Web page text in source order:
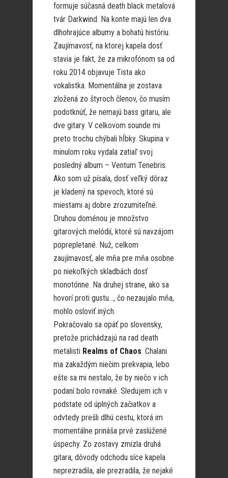
formuje súčasná death black metalová
tvár Darkwind. Na konte majú len dva
dlhohrajúce albumy a bohatú históriu.
Zaujímavosť, na ktorej kapela dosť
stavia je fakt, že za mikrofónom sa od
roku 2014 objavuje Tista ako
vokalistka. Momentálna je zostava
zložená zo štyroch členov, čo musím
podotknúť, že nemajú bass gitaru, ale
dve gitary. V celkovom sounde mi
preto trochu chýbali hĺbky. Skupina v
minulom roku vydala zatiaľ svoj
posledný album – Ventum Tenebris.
Ako som už písala, dosť veľký dôraz
je kladený na spevoch, ktoré sú
miestami aj dobre zrozumiteľné.
Druhou doménou je množstvo
gitarových melódií, ktoré sú navzájom
poprepletané. Nuž, celkom
zaujímavosť, ale mňa pre mňa osobne
po niekoľkých skladbách dosť
monotónne. Na druhej strane, ako sa
hovorí proti gustu…, čo nezaujalo mňa,
mohlo osloviť iných.
Pokračovalo sa opäť po slovensky,
pretože prichádzajú na rad death
metalisti Realms of Chaos. Chalani
ma zakaždým niečim prekvapia, lebo
ešte sa mi nestalo, že by niečo v ich
podaní bolo rovnaké. Sledujem ich v
podstate od úplných začiatkov a
odvtedy prešli dlhú cestu, ktorá im
momentálne prináša prvé zaslúžené
úspechy. Zo zostavy zmizla druhá
gitara, dôvody odchodu síce kapela
neprezradila, ale prezradila, že nejaké